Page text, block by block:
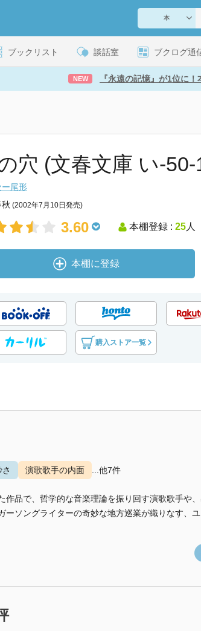
ブックリスト 談話室 ブクログ通
NEW 『永遠の記憶』が1位に
穴 (文春文庫 い-50-
ー尾形
(2002年7月10日発売)
3.60 本棚登録 : 25人
本棚に登録
購入ストア一覧
演歌歌手の内面 ...他7件
作品で、哲学的な音楽理論を振り回す演歌歌手や
ーソングライターの奇妙な地方巡業が織りなす、